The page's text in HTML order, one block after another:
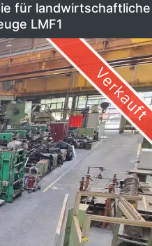
für landwirtschaftliche
LMF1
Verkauft